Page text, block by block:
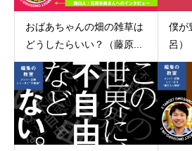
おばあちゃんの畑の雑草は
どうしたらいい？（藤原...
僕が
呂）